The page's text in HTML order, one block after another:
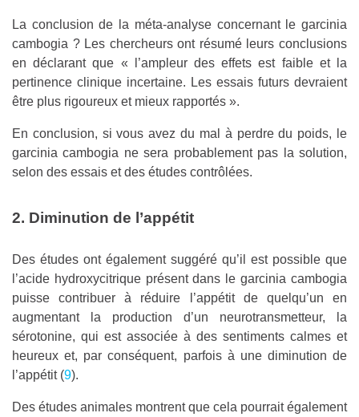
La conclusion de la méta-analyse concernant le garcinia
cambogia ? Les chercheurs ont résumé leurs conclusions
en déclarant que « l’ampleur des effets est faible et la
pertinence clinique incertaine. Les essais futurs devraient
être plus rigoureux et mieux rapportés ».
En conclusion, si vous avez du mal à perdre du poids, le
garcinia cambogia ne sera probablement pas la solution,
selon des essais et des études contrôlées.
2. Diminution de l’appétit
Des études ont également suggéré qu’il est possible que
l’acide hydroxycitrique présent dans le garcinia cambogia
puisse contribuer à réduire l’appétit de quelqu’un en
augmentant la production d’un neurotransmetteur, la
sérotonine, qui est associée à des sentiments calmes et
heureux et, par conséquent, parfois à une diminution de
l’appétit (9).
Des études animales montrent que cela pourrait également